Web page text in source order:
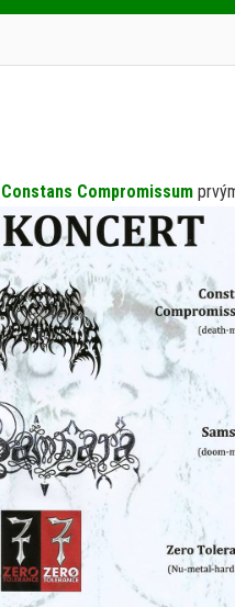
Constans Compromissum